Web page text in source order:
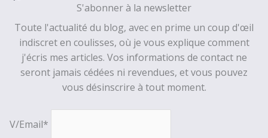
S'abonner à la newsletter
Toute l'actualité du blog, avec en prime un coup d'œil
indiscret en coulisses, où je vous explique comment
j'écris mes articles. Vos informations de contact ne
seront jamais cédées ni revendues, et vous pouvez
vous désinscrire à tout moment.
V/Email*